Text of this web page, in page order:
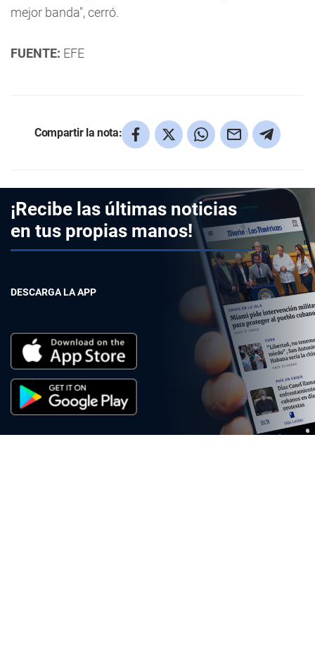
mejor banda", cerró.
FUENTE: EFE
Compartir la nota:
¡Recibe las últimas noticias
en tus propias manos!
DESCARGA LA APP